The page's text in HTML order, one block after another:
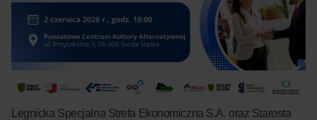
Legnicka Specjalna Strefa Ekonomiczna S.A. oraz Starosta